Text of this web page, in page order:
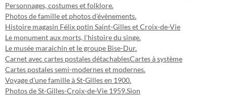
Personnages, costumes et folklore.
Photos de famille et photos d'évènements.
Histoire magasin Félix potin Saint-Gilles et Croix-de-Vie
Le monument aux morts, l'histoire du singe.
Le musée maraichin et le groupe Bise-Dur.
Carnet avec cartes postales détachablesCartes à système
Cartes postales semi-modernes et modernes.
Voyage d'une famille à St-Gilles en 1900.
Photos de St-Gilles-Croix-de-Vie 1959.Sion